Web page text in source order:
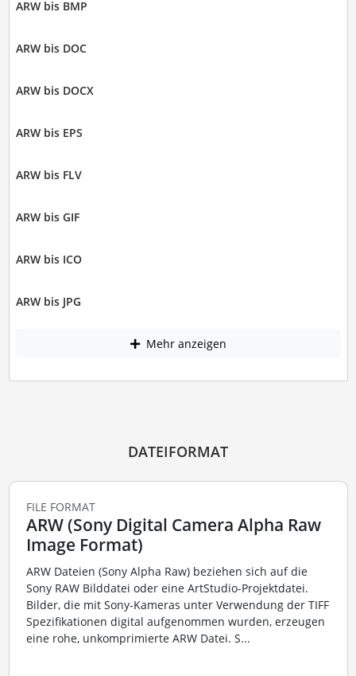
ARW bis BMP
ARW bis DOC
ARW bis DOCX
ARW bis EPS
ARW bis FLV
ARW bis GIF
ARW bis ICO
ARW bis JPG
Mehr anzeigen
DATEIFORMAT
FILE FORMAT
ARW (Sony Digital Camera Alpha Raw
Image Format)
ARW Dateien (Sony Alpha Raw) beziehen sich auf die
Sony RAW Bilddatei oder eine ArtStudio-Projektdatei.
Bilder, die mit Sony-Kameras unter Verwendung der TIFF
Spezifikationen digital aufgenommen wurden, erzeugen
eine rohe, unkomprimierte ARW Datei. S...